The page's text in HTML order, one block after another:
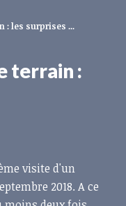
: les surprises ...
terrain :
visite d'un
2018. A ce